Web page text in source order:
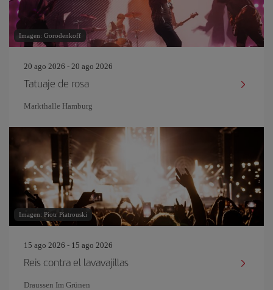
Imagen: Gorodenkoff
20 ago 2026 - 20 ago 2026
Tatuaje de rosa
Markthalle Hamburg
Imagen: Piotr Piatrouski
15 ago 2026 - 15 ago 2026
Reis contra el lavavajillas
Draussen Im Grünen